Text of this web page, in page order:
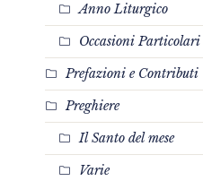
Anno Liturgico
Occasioni Particolari
Prefazioni e Contributi
Preghiere
Il Santo del mese
Varie